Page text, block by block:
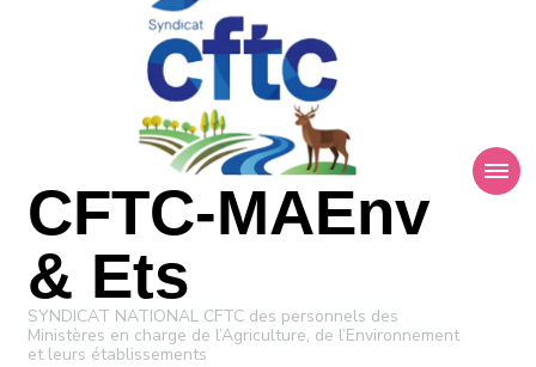
CFTC-MAEnv
& Ets
SYNDICAT NATIONAL CFTC des personnels des
Ministères en charge de l’Agriculture, de l’Environnement
et leurs établissements